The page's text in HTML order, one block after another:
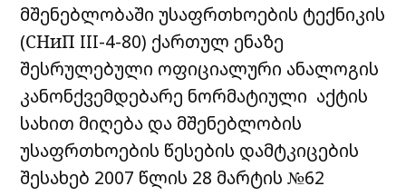
მშენებლობაში უსაფრთხოების ტექნიკის
(СНиП III-4-80) ქართულ ენაზე
შესრულებული ოფიციალური ანალოგის
კანონქვემდებარე ნორმატიული აქტის
სახით მიღება და მშენებლობის
უსაფრთხოების წესების დამტკიცების
შესახებ 2007 წლის 28 მარტის №62